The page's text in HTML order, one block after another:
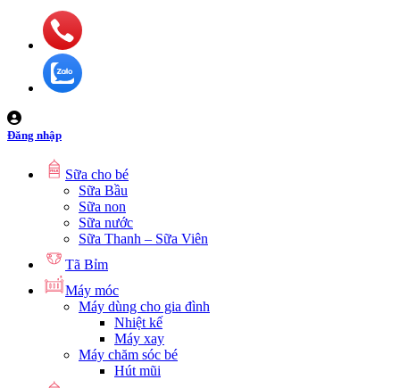
Đăng nhập
Sữa cho bé
Sữa Bầu
Sữa non
Sữa nước
Sữa Thanh – Sữa Viên
Tã Bỉm
Máy móc
Máy dùng cho gia đình
Nhiệt kế
Máy xay
Máy chăm sóc bé
Hút mũi